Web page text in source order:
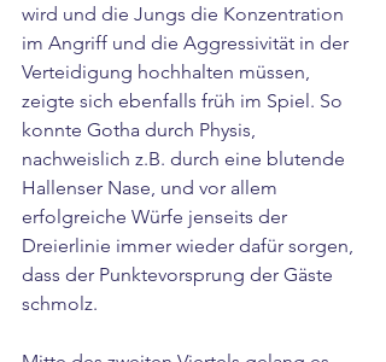
wird und die Jungs die Konzentration
im Angriff und die Aggressivität in der
Verteidigung hochhalten müssen,
zeigte sich ebenfalls früh im Spiel. So
konnte Gotha durch Physis,
nachweislich z.B. durch eine blutende
Hallenser Nase, und vor allem
erfolgreiche Würfe jenseits der
Dreierlinie immer wieder dafür sorgen,
dass der Punktevorsprung der Gäste
schmolz.